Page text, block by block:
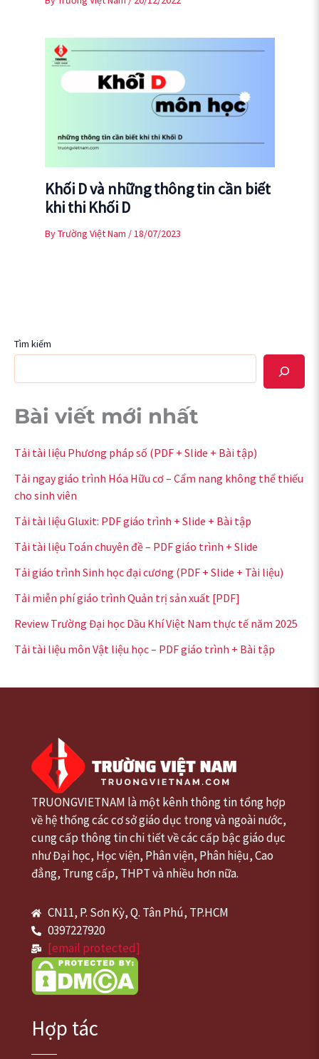
Khối D và những thông tin cần biết
khi thi Khối D
ByTrường Việt Nam /18/07/2023
Tìm kiếm
Bài viết mới nhất
Tải tài liệu Phương pháp số (PDF + Slide + Bài tập)
Tải ngay giáo trình Hóa Hữu cơ – Cẩm nang không thể thiếu
cho sinh viên
Tải tài liệu Gluxit: PDF giáo trình + Slide + Bài tập
Tải tài liệu Toán chuyên đề – PDF giáo trình + Slide
Tải giáo trình Sinh học đại cương (PDF + Slide + Tài liệu)
Tải miễn phí giáo trình Quản trị sản xuất [PDF]
Review Trường Đại học Dầu Khí Việt Nam thực tế năm 2025
Tải tài liệu môn Vật liệu học – PDF giáo trình + Bài tập
TRUONGVIETNAM là một kênh thông tin tổng hợp
về hệ thống các cơ sở giáo dục trong và ngoài nước,
cung cấp thông tin chi tiết về các cấp bậc giáo dục
như Đại học, Học viện, Phân viện, Phân hiệu, Cao
đẳng, Trung cấp, THPT và nhiều hơn nữa.
CN11, P. Sơn Kỳ, Q. Tân Phú, TP.HCM
0397227920
[email protected]
Hợp tác